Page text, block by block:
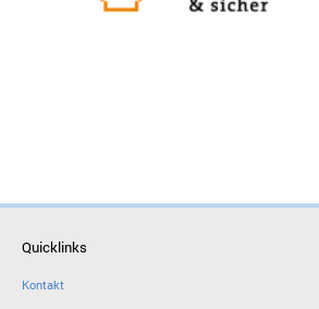
Quicklinks
Kontakt